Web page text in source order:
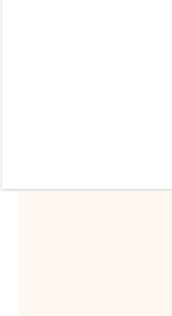
Hilfsbereitschaft!